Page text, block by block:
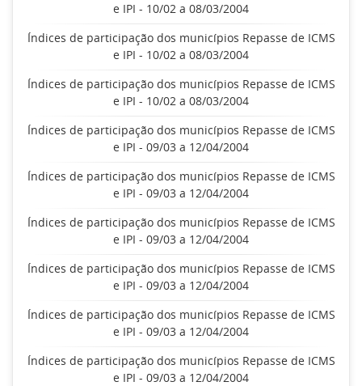
e IPI - 10/02 a 08/03/2004
Índices de participação dos municípios Repasse de ICMS
e IPI - 10/02 a 08/03/2004
Índices de participação dos municípios Repasse de ICMS
e IPI - 10/02 a 08/03/2004
Índices de participação dos municípios Repasse de ICMS
e IPI - 09/03 a 12/04/2004
Índices de participação dos municípios Repasse de ICMS
e IPI - 09/03 a 12/04/2004
Índices de participação dos municípios Repasse de ICMS
e IPI - 09/03 a 12/04/2004
Índices de participação dos municípios Repasse de ICMS
e IPI - 09/03 a 12/04/2004
Índices de participação dos municípios Repasse de ICMS
e IPI - 09/03 a 12/04/2004
Índices de participação dos municípios Repasse de ICMS
e IPI - 09/03 a 12/04/2004